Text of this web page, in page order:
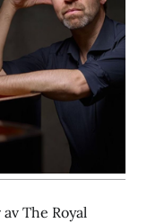
The Royal